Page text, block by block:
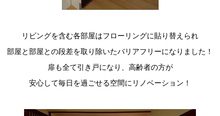
リビングを含む各部屋はフローリングに貼り替えられ
部屋と部屋との段差を取り除いたバリアフリーになりました！
扉も全て引き戸になり、高齢者の方が
安心して毎日を過ごせる空間にリノベーション！